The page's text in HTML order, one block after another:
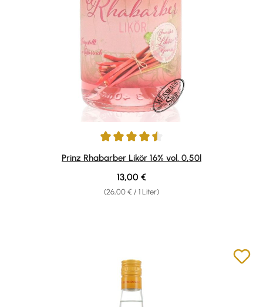
Durchschnittliche Bewertung von 4.49 von 5 Sternen
Prinz Rhabarber Likör 16% vol. 0,50l
(26,00 € / 1 Liter)
Regulärer Preis:
13,00 €